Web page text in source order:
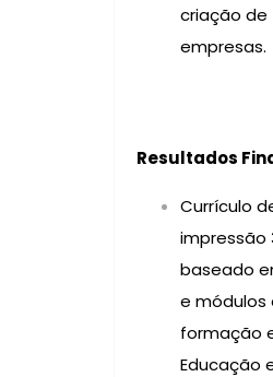
criação de
empresas.
Resultados
Currículo
impressão
baseado
e módulos
formação
Educação